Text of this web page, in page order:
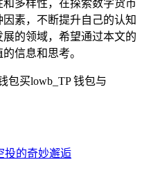
多样性，在探索数字货币
素，不断提升自己的认知
的领域，希望通过本文的
信息和思考。
包买lowb_TP 钱包与
投的奇妙邂逅